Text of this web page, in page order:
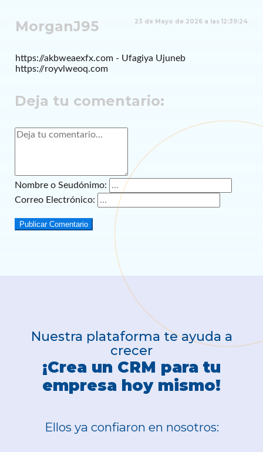
MorganJ95 23 de Mayo de 2026 a las 12:39:24
https://akbweaexfx.com - Ufagiya Ujuneb
https://royvlweoq.com
Deja tu comentario:
Nombre o Seudónimo:
Correo Electrónico:
Publicar Comentario
Nuestra plataforma te ayuda a
crecer
¡Crea un CRM para tu
empresa hoy mismo!
Ellos ya confiaron en nosotros: